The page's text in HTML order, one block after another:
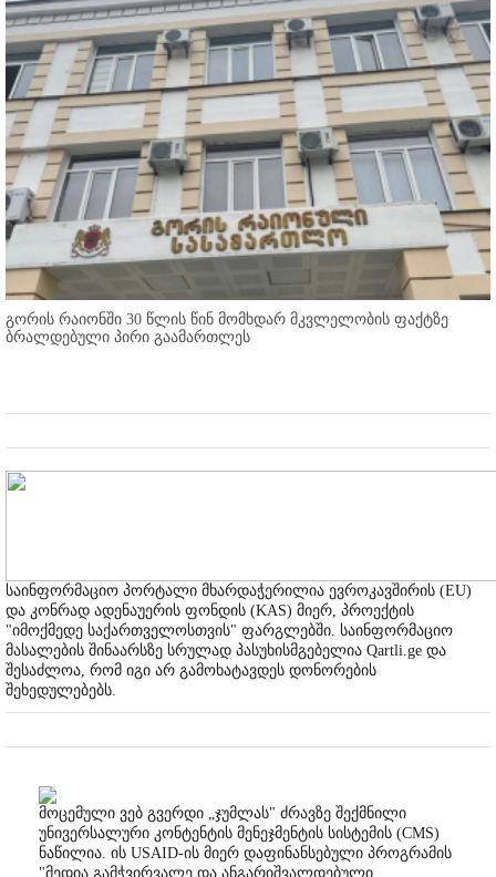
გორის რაიონში 30 წლის წინ მომხდარ მკვლელობის ფაქტზე
ბრალდებული პირი გაამართლეს
საინფორმაციო პორტალი მხარდაჭერილია ევროკავშირის (EU)
და კონრად ადენაუერის ფონდის (KAS) მიერ, პროექტის
"იმოქმედე საქართველოსთვის" ფარგლებში. საინფორმაციო
მასალების შინაარსზე სრულად პასუხისმგებელია Qartli.ge და
შესაძლოა, რომ იგი არ გამოხატავდეს დონორების
შეხედულებებს.
მოცემული ვებ გვერდი „ჯუმლას" ძრავზე შექმნილი
უნივერსალური კონტენტის მენეჯმენტის სისტემის (CMS)
ნაწილია. ის USAID-ის მიერ დაფინანსებული პროგრამის
"მედია გამჭვირვალე და ანგარიშვალდებული